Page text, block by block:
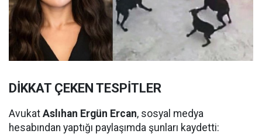
DİKKAT ÇEKEN TESPİTLER
Avukat Aslıhan Ergün Ercan, sosyal medya
hesabından yaptığı paylaşımda şunları kaydetti: